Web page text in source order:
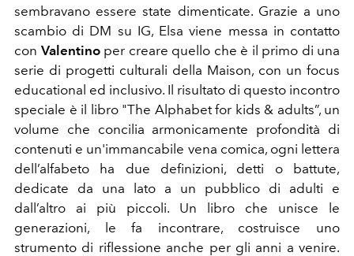
sembravano essere state dimenticate. Grazie a uno
scambio di DM su IG, Elsa viene messa in contatto
con Valentino per creare quello che è il primo di una
serie di progetti culturali della Maison, con un focus
educational ed inclusivo. Il risultato di questo incontro
speciale è il libro "The Alphabet for kids & adults”, un
volume che concilia armonicamente profondità di
contenuti e un'immancabile vena comica, ogni lettera
dell’alfabeto ha due definizioni, detti o battute,
dedicate da una lato a un pubblico di adulti e
dall’altro ai più piccoli. Un libro che unisce le
generazioni, le fa incontrare, costruisce uno
strumento di riflessione anche per gli anni a venire.